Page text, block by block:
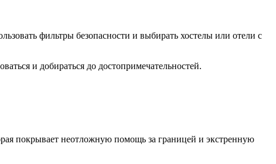
фильтры безопасности и выбирать хостелы или отели с
и добираться до достопримечательностей.
покрывает неотложную помощь за границей и экстренную